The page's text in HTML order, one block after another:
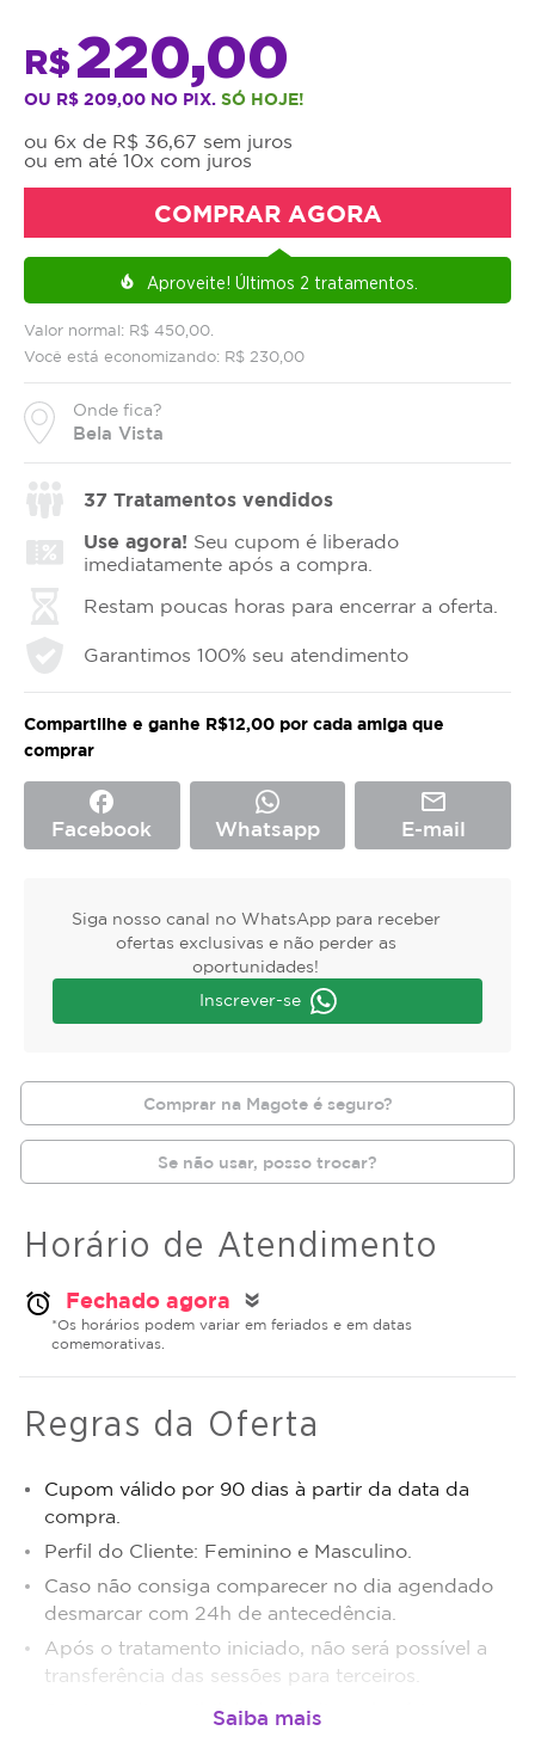
Valor normal: R$ 450,00.
Você está economizando: R$ 230,00
Onde fica?
Bela Vista
R$220,00
OU R$ 209,00 NO PIX. SÓ HOJE!
ou 6x de R$ 36,67 sem juros
ou em até 10x com juros
COMPRAR AGORA
local_fire_department Aproveite! Últimos 2 tratamentos.
37 Tratamentos vendidos
Use agora! Seu cupom é liberado
imediatamente após a compra.
Restam poucas horas para encerrar a oferta.
Garantimos 100% seu atendimento
Compartilhe e ganhe R$12,00 por cada amiga que
comprar
facebook
Facebook Whatsapp
mail_outline
E-mail
Siga nosso canal no WhatsApp para receber
ofertas exclusivas e não perder as
oportunidades!
Inscrever-se
Comprar na Magote é seguro?
Se não usar, posso trocar?
Horário de Atendimento
alarm Fechado agora double_arrow
*Os horários podem variar em feriados e em datas
comemorativas.
Regras da Oferta
Cupom válido por 90 dias à partir da data da
compra.
Perfil do Cliente: Feminino e Masculino.
Caso não consiga comparecer no dia agendado
desmarcar com 24h de antecedência.
Após o tratamento iniciado, não será possível a
transferência das sessões para terceiros.
Sujeito a disponibilidade de dias e horários.